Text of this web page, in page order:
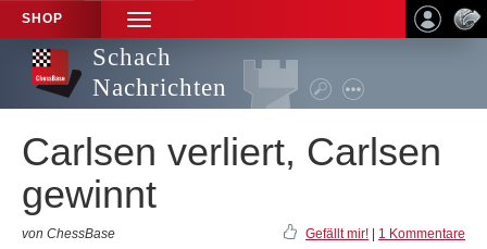
SHOP
TOGGLE
NAVIGATION
Schach
Nachrichten
Carlsen verliert, Carlsen
gewinnt
von ChessBase Gefällt mir! 1 Kommentare